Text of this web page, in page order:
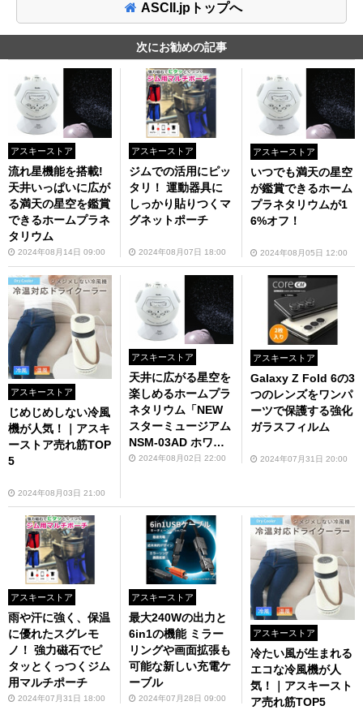
ASCII.jpトップへ
次にお勧めの記事
アスキーストア
流れ星機能を搭載!
天井いっぱいに広が
る満天の星空を鑑賞
できるホームプラネ
タリウム
2024年08月14日 09:00
アスキーストア
ジムでの活用にピッ
タリ！ 運動器具に
しっかり貼りつくマ
グネットポーチ
2024年08月07日 18:00
アスキーストア
いつでも満天の星空
が鑑賞できるホーム
プラネタリウムが1
6%オフ！
2024年08月05日 12:00
アスキーストア
じめじめしない冷風
機が人気！｜アスキ
ーストア売れ筋TOP
5
2024年08月03日 21:00
アスキーストア
天井に広がる星空を
楽しめるホームプラ
ネタリウム「NEW
スターミュージアム
NSM-03AD ホワイ
ト」2024年08月02日 22:00
アスキーストア
Galaxy Z Fold 6の3
つのレンズをワンパ
ーツで保護する強化
ガラスフィルム
2024年07月31日 20:00
アスキーストア
雨や汗に強く、保温
に優れたスグレモ
ノ！ 強力磁石でピ
タッとくっつくジム
用マルチポーチ
2024年07月31日 18:00
アスキーストア
最大240Wの出力と
6in1の機能 ミラー
リングや画面拡張も
可能な新しい充電ケ
ーブル
2024年07月28日 09:00
アスキーストア
冷たい風が生まれる
エコな冷風機が人
気！｜アスキースト
ア売れ筋TOP5